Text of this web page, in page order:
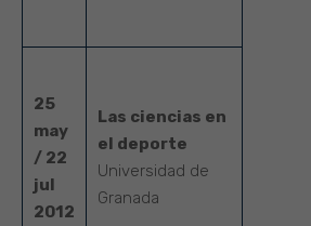
25
may
/ 22
jul
2012
Las ciencias en
el deporte
Universidad de
Granada